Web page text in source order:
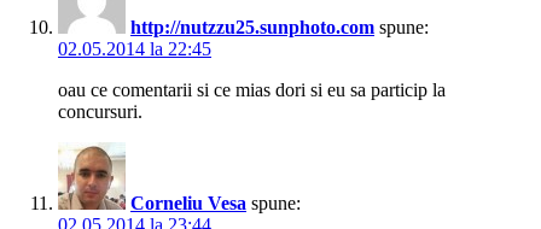
http://nutzzu25.sunphoto.com spune:
02.05.2014 la 22:45
oau ce comentarii si ce mias dori si eu sa particip la
concursuri.
Corneliu Vesa spune: